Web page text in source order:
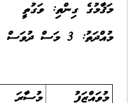
މަޤާމުގެ ގިންތި: ވަގުތީ
މުއްދަތު: 3 މަސް ދުވަސް
މުވައްޒަފު
މުސާރަ